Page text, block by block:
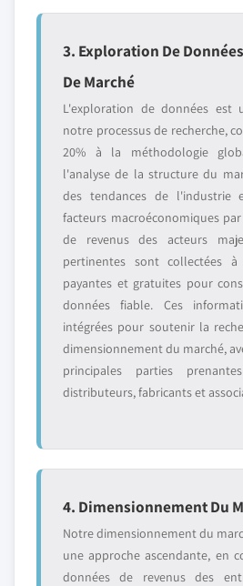
3. Exploration De
De Marché
L'exploration de données est
notre processus de recherche,
20% à la méthodologie
l'analyse de la structure du
des tendances de l'industrie
facteurs macroéconomiques
de revenus des acteurs
pertinentes sont collectées
payantes et gratuites pour
données fiable. Ces
intégrées pour soutenir la
dimensionnement du marché,
principales parties
distributeurs, fabricants et
4. Dimensionnement Du
Notre dimensionnement du
une approche ascendante, en
données de revenus des